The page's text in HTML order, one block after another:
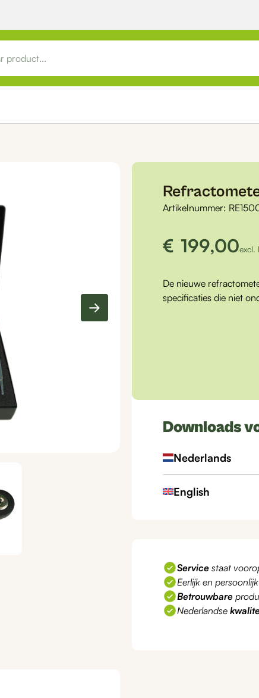
Artikelnummer:
€ 199,00excl.
De nieuwe
specificaties die niet
Downloads
Nederlands
English
Service staat
Eerlijk en
Betrouwbare
Nederlandse